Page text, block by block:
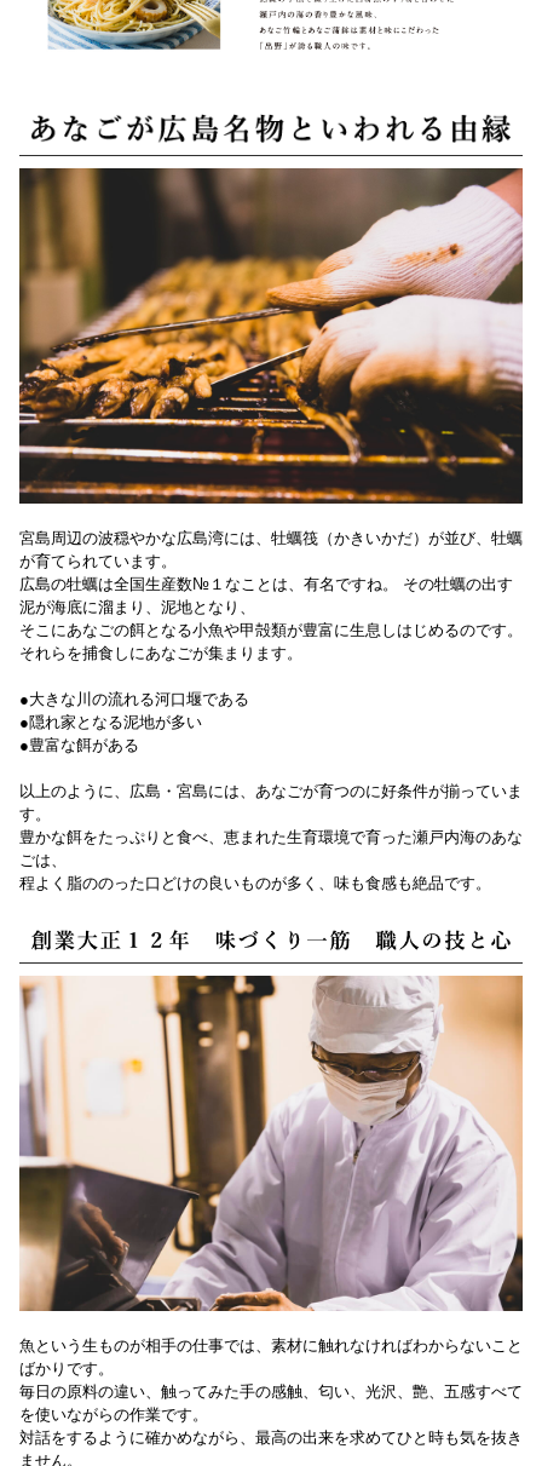
宮島周辺の波穏やかな広島湾には、牡蠣筏（かきいかだ）が並び、牡蠣
が育てられています。
広島の牡蠣は全国生産数№１なことは、有名ですね。 その牡蠣の出す
泥が海底に溜まり、泥地となり、
そこにあなごの餌となる小魚や甲殻類が豊富に生息しはじめるのです。
それらを捕食しにあなごが集まります。
●大きな川の流れる河口堰である
●隠れ家となる泥地が多い
●豊富な餌がある
以上のように、広島・宮島には、あなごが育つのに好条件が揃っていま
す。
豊かな餌をたっぷりと食べ、恵まれた生育環境で育った瀬戸内海のあな
ごは、
程よく脂ののった口どけの良いものが多く、味も食感も絶品です。
魚という生ものが相手の仕事では、素材に触れなければわからないこと
ばかりです。
毎日の原料の違い、触ってみた手の感触、匂い、光沢、艶、五感すべて
を使いながらの作業です。
対話をするように確かめながら、最高の出来を求めてひと時も気を抜き
ません。